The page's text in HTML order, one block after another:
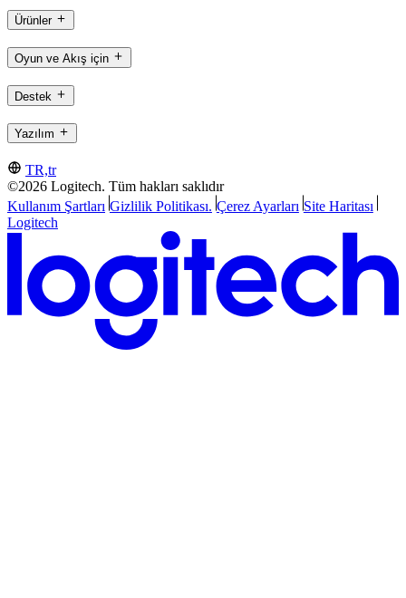
Ürünler
Oyun ve Akış için
Destek
Yazılım
TR,tr
©2026 Logitech. Tüm hakları saklıdır
Kullanım Şartları Gizlilik Politikası. Çerez Ayarları Site Haritası
Logitech